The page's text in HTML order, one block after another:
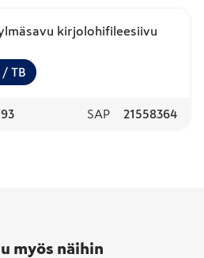
kirjolohifileesiivu
/ TB
SAP 21558364
myös näihin